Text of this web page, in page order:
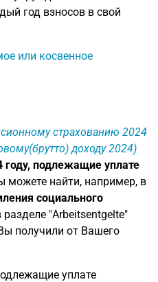
год взносов в свой
или косвенное
страхованию 2024
доходу 2024)
году, подлежащие уплате
можете найти, например, в
социального
"Arbeitsentgelte"
получили от Вашего
уплате